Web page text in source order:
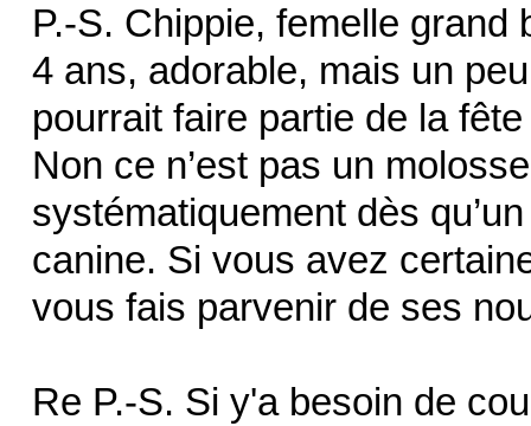
P.-S. Chippie, femelle
4 ans, adorable, mais un
pourrait faire partie de la fête
Non ce n’est pas un
systématiquement dès
canine. Si vous avez
vous fais parvenir de ses
Re P.-S. Si y'a besoin de